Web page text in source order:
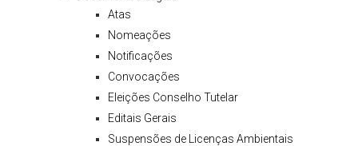
Atas
Nomeações
Notificações
Convocações
Eleições Conselho Tutelar
Editais Gerais
Suspensões de Licenças Ambientais